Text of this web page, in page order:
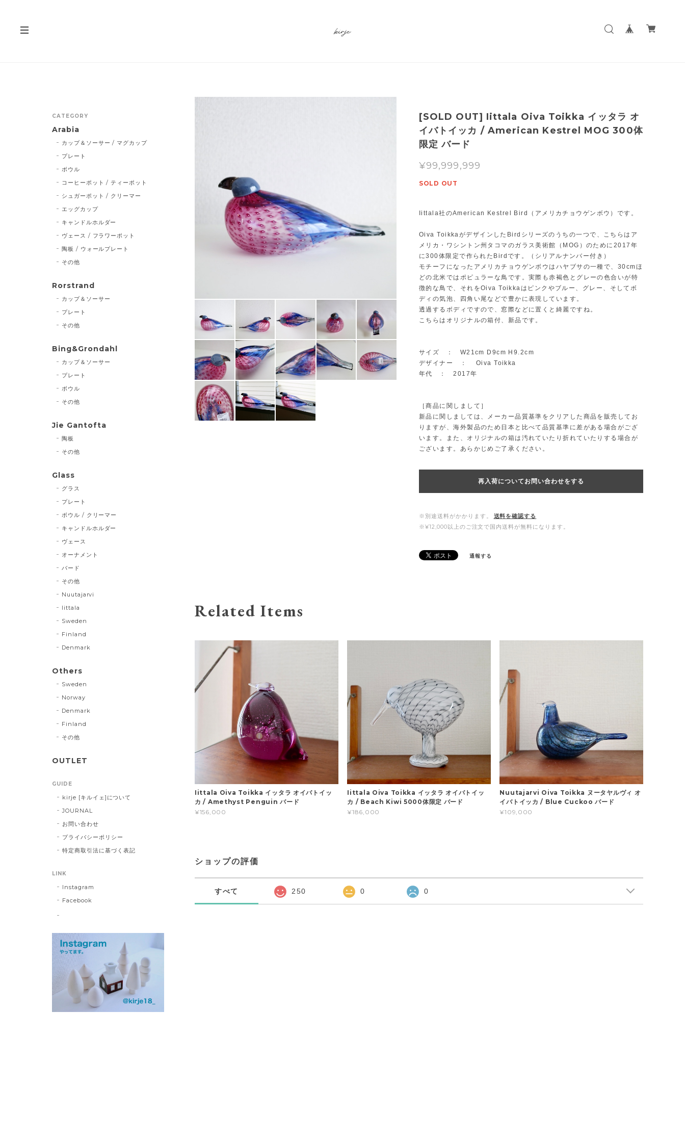
[SOLD OUT] Iittala Oiva Toikka イッタラ オ
イバトイッカ / American Kestrel MOG 300体
限定 バード
¥99,999,999
SOLD OUT
Iittala社のAmerican Kestrel Bird（アメリカチョウゲンボウ）です。
Oiva ToikkaがデザインしたBirdシリーズのうちの一つで、こちらはア
メリカ・ワシントン州タコマのガラス美術館（MOG）のために2017年
に300体限定で作られたBirdです。（シリアルナンバー付き）
モチーフになったアメリカチョウゲンボウはハヤブサの一種で、30cmほ
どの北米ではポピュラーな鳥です。実際も赤褐色とグレーの色合いが特
徴的な鳥で、それをOiva Toikkaはピンクやブルー、グレー、そしてボ
ディの気泡、四角い尾などで豊かに表現しています。
透過するボディですので、窓際などに置くと綺麗ですね。
こちらはオリジナルの箱付、新品です。
サイズ ： W21cm D9cm H9.2cm
デザイナー ： Oiva Toikka
年代 ： 2017年
［商品に関しまして］
新品に関しましては、メーカー品質基準をクリアした商品を販売してお
りますが、海外製品のため日本と比べて品質基準に差がある場合がござ
います。また、オリジナルの箱は汚れていたり折れていたりする場合が
ございます。あらかじめご了承ください。
再入荷についてお問い合わせをする
※別途送料がかかります。
送料を確認する
※¥12,000以上のご注文で国内送料が無料になります。
通報する
Related Items
Iittala Oiva Toikka イッタラ オイバトイッ
カ / Amethyst Penguin バード
¥156,000
Iittala Oiva Toikka イッタラ オイバトイッ
カ / Beach Kiwi 5000体限定 バード
¥186,000
Nuutajarvi Oiva Toikka ヌータヤルヴィ オ
イバトイッカ / Blue Cuckoo バード
¥109,000
ショップの評価
すべて 250 0 0
CATEGORY
Arabia
カップ＆ソーサー / マグカップ
プレート
ボウル
コーヒーポット / ティーポット
シュガーポット / クリーマー
エッグカップ
キャンドルホルダー
ヴェース / フラワーポット
陶板 / ウォールプレート
その他
Rorstrand
カップ＆ソーサー
プレート
その他
Bing&Grondahl
カップ＆ソーサー
プレート
ボウル
その他
Jie Gantofta
陶板
その他
Glass
グラス
プレート
ボウル / クリーマー
キャンドルホルダー
ヴェース
オーナメント
バード
その他
Nuutajarvi
Iittala
Sweden
Finland
Denmark
Others
Sweden
Norway
Denmark
Finland
その他
OUTLET
GUIDE
kirje [キルイェ]について
JOURNAL
お問い合わせ
プライバシーポリシー
特定商取引法に基づく表記
LINK
Instagram
Facebook